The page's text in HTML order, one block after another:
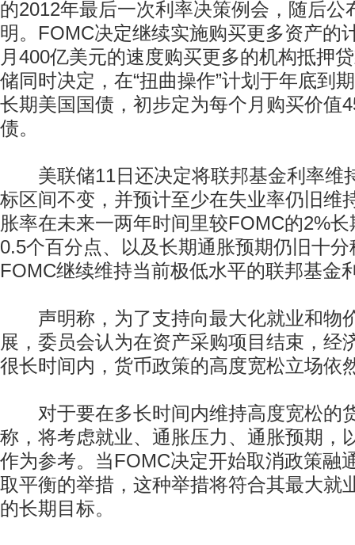
的2012年最后一次利率决策例会，随后公
明。FOMC决定继续实施购买更多资产的
月400亿美元的速度购买更多的机构抵押
储同时决定，在“扭曲操作”计划于年底到
长期美国国债，初步定为每个月购买价值
债。
美联储11日还决定将联邦基金利率维
标区间不变，并预计至少在失业率仍旧维
胀率在未来一两年时间里较FOMC的2%
0.5个百分点、以及长期通胀预期仍旧十
FOMC继续维持当前极低水平的联邦基金
声明称，为了支持向最大化就业和物
展，委员会认为在资产采购项目结束，经
很长时间内，货币政策的高度宽松立场依
对于要在多长时间内维持高度宽松的
称，将考虑就业、通胀压力、通胀预期，
作为参考。当FOMC决定开始取消政策融
取平衡的举措，这种举措将符合其最大就
的长期目标。